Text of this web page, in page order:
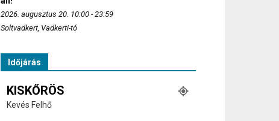
2026. augusztus 20. 10:00 - 23:59
Soltvadkert, Vadkerti-tó
Időjárás
KISKŐRÖS
Kevés Felhő